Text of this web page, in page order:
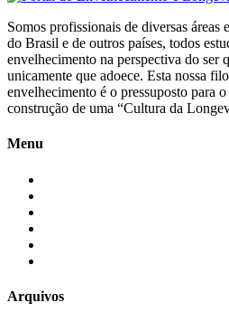
Somos profissionais de diversas áreas
do Brasil e de outros países, todos
envelhecimento na perspectiva do ser
unicamente que adoece. Esta nossa
envelhecimento é o pressuposto para
construção de uma “Cultura da
Menu
Arquivos